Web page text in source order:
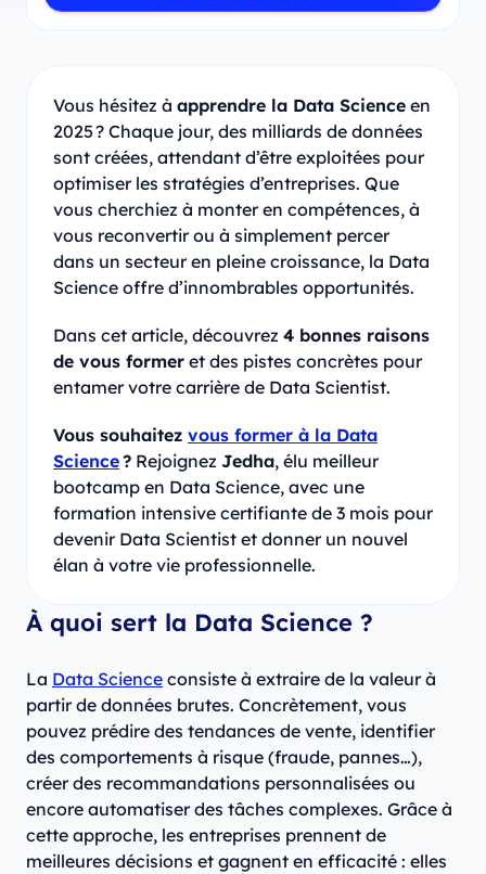
Vous hésitez à apprendre la Data Science en
2025 ? Chaque jour, des milliards de données
sont créées, attendant d’être exploitées pour
optimiser les stratégies d’entreprises. Que
vous cherchiez à monter en compétences, à
vous reconvertir ou à simplement percer
dans un secteur en pleine croissance, la Data
Science offre d’innombrables opportunités.
Dans cet article, découvrez 4 bonnes raisons
de vous former et des pistes concrètes pour
entamer votre carrière de Data Scientist.
Vous souhaitez vous former à la Data
Science? Rejoignez Jedha, élu meilleur
bootcamp en Data Science, avec une
formation intensive certifiante de 3 mois pour
devenir Data Scientist et donner un nouvel
élan à votre vie professionnelle.
À quoi sert la Data Science ?
La Data Science consiste à extraire de la valeur à
partir de données brutes. Concrètement, vous
pouvez prédire des tendances de vente, identifier
des comportements à risque (fraude, pannes…),
créer des recommandations personnalisées ou
encore automatiser des tâches complexes. Grâce à
cette approche, les entreprises prennent de
meilleures décisions et gagnent en efficacité : elles